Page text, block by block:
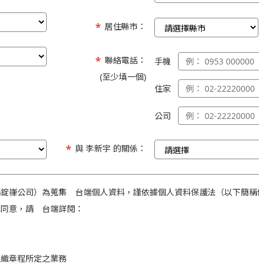
居住縣市：
聯絡電話：
(至少填一個)
手機
住家
公司
與 李新宇 的關係：
嵂公司）為蒐集 台端個人資料，謹依據個人資料保護法（以下簡
意，請 台端詳閱：
章程所定之業務